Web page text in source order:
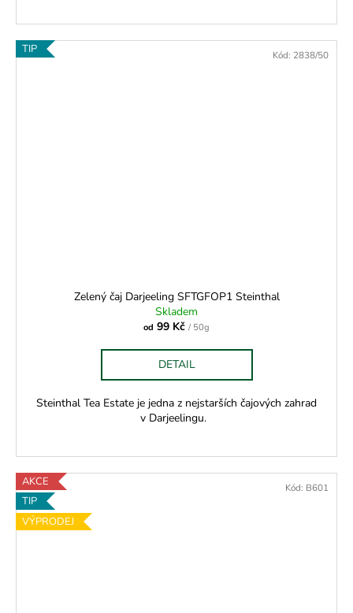
TIP
Zelený čaj Darjeeling SFTGFOP1 Steinthal
Skladem
od 99 Kč / 50g
DETAIL
Steinthal Tea Estate je jedna z nejstarších čajových zahrad
v Darjeelingu.
Kód: 2838/50
AKCE
TIP
VÝPRODEJ
Kód: B601